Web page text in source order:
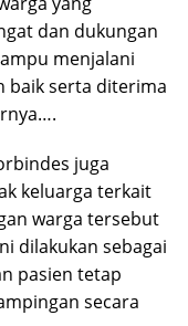
dan dukungan
menjalani
baik serta diterima
juga
keluarga terkait
warga tersebut
dilakukan sebagai
pasien tetap
secara